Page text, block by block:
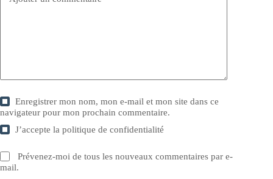
Enregistrer mon nom, mon e-mail et mon site dans ce
navigateur pour mon prochain commentaire.
J’accepte lapolitique de confidentialité
Prévenez-moi de tous les nouveaux commentaires par e-
mail.